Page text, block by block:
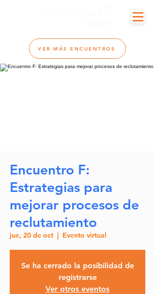
VER MÁS ENCUENTROS
Encuentro F:
Estrategias para
mejorar procesos de
reclutamiento
jue, 20 de oct
  |
Evento virtual
Se ha cerrado la posibilidad de
registrarse
Ver otros eventos